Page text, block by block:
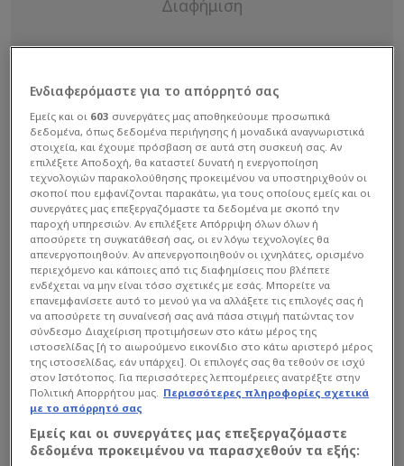
Φυσικά στάθηκε στη μεταγραφή του Σαντίνο
Αντίνο μεταφέροντας λεπτομέρειες του deal αλλά
και το σκεπτικό του Παναθηναϊκού για την τόσο
μεγάλη επένδυση στο πρόσωπο του Αργεντινού
άσου, μία επένδυση η οποία οικονομικά θα
ανέλθει συνολικά στα 14 εκατομμύρια ευρώ.
Ενδιαφερόμαστε για το απόρρητό σας
Εμείς και οι 603 συνεργάτες μας αποθηκεύουμε προσωπικά
δεδομένα, όπως δεδομένα περιήγησης ή μοναδικά αναγνωριστικά
στοιχεία, και έχουμε πρόσβαση σε αυτά στη συσκευή σας. Αν
επιλέξετε Αποδοχή, θα καταστεί δυνατή η ενεργοποίηση
τεχνολογιών παρακολούθησης προκειμένου να υποστηριχθούν οι
σκοποί που εμφανίζονται παρακάτω, για τους οποίους εμείς και οι
συνεργάτες μας επεξεργαζόμαστε τα δεδομένα με σκοπό την
παροχή υπηρεσιών. Αν επιλέξετε Απόρριψη όλων όλων ή
αποσύρετε τη συγκατάθεσή σας, οι εν λόγω τεχνολογίες θα
απενεργοποιηθούν. Αν απενεργοποιηθούν οι ιχνηλάτες, ορισμένο
περιεχόμενο και κάποιες από τις διαφημίσεις που βλέπετε
ενδέχεται να μην είναι τόσο σχετικές με εσάς. Μπορείτε να
επανεμφανίσετε αυτό το μενού για να αλλάξετε τις επιλογές σας ή
να αποσύρετε τη συναίνεσή σας ανά πάσα στιγμή πατώντας τον
σύνδεσμο Διαχείριση προτιμήσεων στο κάτω μέρος της
ιστοσελίδας [ή το αιωρούμενο εικονίδιο στο κάτω αριστερό μέρος
της ιστοσελίδας, εάν υπάρχει]. Οι επιλογές σας θα τεθούν σε ισχύ
στον Ιστότοπος. Για περισσότερες λεπτομέρειες ανατρέξτε στην
Πολιτική Απορρήτου μας. Περισσότερες πληροφορίες σχετικά
με το απόρρητό σας
Εμείς και οι συνεργάτες μας επεξεργαζόμαστε
δεδομένα προκειμένου να παρασχεθούν τα εξής: